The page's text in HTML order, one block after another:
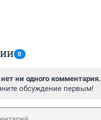
0
ни одного комментария.
обсуждение первым!